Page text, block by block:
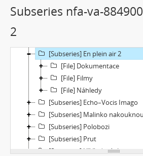
Subseries nfa-va-
2
[Subseries] Neznámý zůstal
[Subseries] Zmenšil jsem
[Subseries] En plein air 2
[File] Dokumentace
[File] Filmy
[File] Náhledy
[Subseries] Echo–Vocis Imago
[Subseries] Malinko
[Subseries] Polobozi
[Subseries] Prut
[Subseries] Už šedesát let je mi